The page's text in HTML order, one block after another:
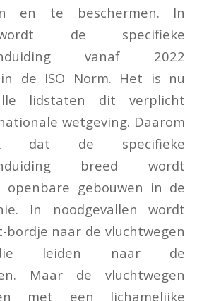
en te beschermen. In
de specifieke
vanaf 2022
de ISO Norm. Het is nu
lidstaten dit verplicht
wetgeving. Daarom
dat de specifieke
breed wordt
openbare gebouwen in de
In noodgevallen wordt
naar de vluchtwegen
leiden naar de
Maar de vluchtwegen
met een lichamelijke